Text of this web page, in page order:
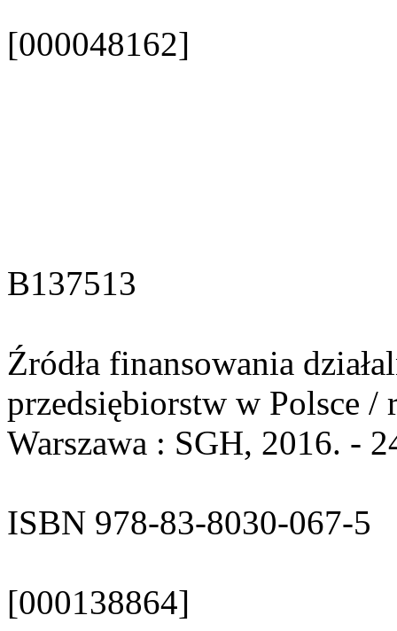
[000048162]
B137513
Źródła finansowania
przedsiębiorstw w Polsce /
Warszawa : SGH, 2016. -
ISBN 978-83-8030-067-5
[000138864]